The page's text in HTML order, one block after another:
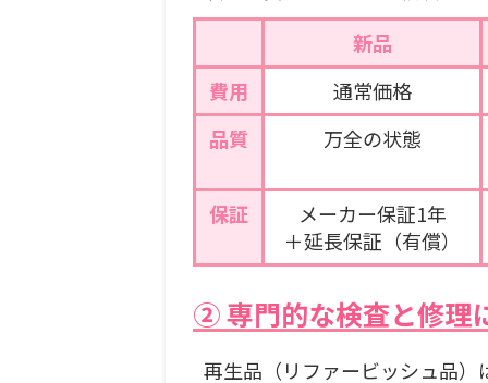
新品
費用
通常価格
品質
万全の状態
保証
メーカー保証1年
＋延長保証（有償）
② 専門的な検査と修理
再生品（リファービッシュ品